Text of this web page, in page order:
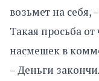
возьмет на себя,
Такая просьба
насмешек в
– Деньги